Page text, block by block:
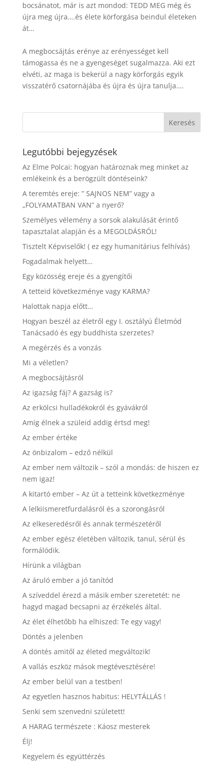
bocsánatot, már is azt mondod: TEDD MEG még és
újra meg újra….és élete körforgása beindul életeken
át…
A megbocsájtás erénye az erényességet kell
támogassa és ne a gyengeséget sugalmazza. Aki ezt
elvéti, az maga is bekerül a nagy körforgás egyik
visszatérő csatornájába és újra és újra tanulja….
Legutóbbi bejegyzések
Az Elme Polcai: hogyan határoznak meg minket az
emlékeink és a berögzült döntéseink?
A teremtés ereje: ” SAJNOS NEM” vagy a
„FOLYAMATBAN VAN” a nyerő?
Személyes vélemény a sorsok alakulását érintő
tapasztalat alapján és a MEGOLDÁSRÓL!
Tisztelt Képviselők! ( ez egy humanitárius felhívás)
Fogadalmak helyett…
Egy közösség ereje és a gyengítői
A tetteid következménye vagy KARMA?
Halottak napja előtt…
Hogyan beszél az életről egy I. osztályú Életmód
Tanácsadó és egy buddhista szerzetes?
A megérzés és a vonzás
Mi a véletlen?
A megbocsájtásról
Az igazság fáj? A gazság is?
Az erkölcsi hulladékokról és gyávákról
Amíg élnek a szüleid addig értsd meg!
Az ember értéke
Az önbizalom – edző nélkül
Az ember nem változik – szól a mondás: de hiszen ez
nem igaz!
A kitartó ember – Az út a tetteink következménye
A lelkiismeretfurdalásról és a szorongásról
Az elkeseredésről és annak természetéről
Az ember egész életében változik, tanul, sérül és
formálódik.
Hírünk a világban
Az áruló ember a jó tanítód
A szíveddel érezd a másik ember szeretetét: ne
hagyd magad becsapni az érzékelés által.
Az élet élhetőbb ha elhiszed: Te egy vagy!
Döntés a jelenben
A döntés amitől az életed megváltozik!
A vallás eszköz mások megtévesztésére!
Az ember belül van a testben!
Az egyetlen hasznos habitus: HELYTÁLLÁS !
Senki sem szenvedni született!
A HARAG természete : Káosz mesterek
Élj!
Kegyelem és együttérzés